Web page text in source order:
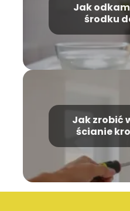
Jak
środku
Jak zrobić
ścianie